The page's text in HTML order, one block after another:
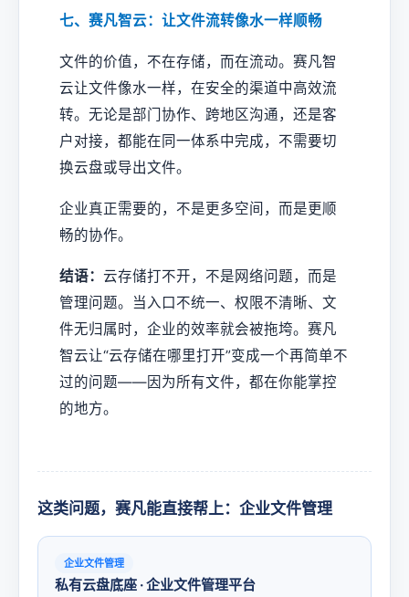
七、赛凡智云：让文件流转像水一样顺畅
文件的价值，不在存储，而在流动。赛凡智
云让文件像水一样，在安全的渠道中高效流
转。无论是部门协作、跨地区沟通，还是客
户对接，都能在同一体系中完成，不需要切
换云盘或导出文件。
企业真正需要的，不是更多空间，而是更顺
畅的协作。
结语： 云存储打不开，不是网络问题，而是
管理问题。当入口不统一、权限不清晰、文
件无归属时，企业的效率就会被拖垮。赛凡
智云让“云存储在哪里打开”变成一个再简单不
过的问题——因为所有文件，都在你能掌控
的地方。
这类问题，赛凡能直接帮上：企业文件管理
企业文件管理
私有云盘底座 · 企业文件管理平台